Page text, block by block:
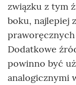
związku z tym
boku, najlepiej
Dodatkowe
powinno być
analogicznymi